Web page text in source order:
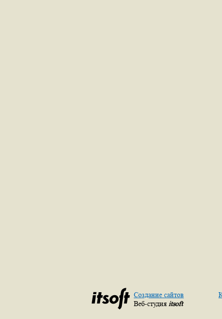
Создание сайтов
Веб-студия itsoft